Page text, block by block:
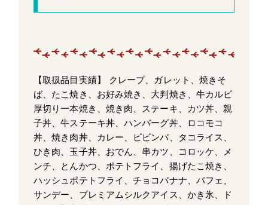
【取扱品目実績】 クレープ、ガレット、焼きそ
ば、たこ焼き、お好み焼き、大判焼き、牛カルビ
厚切り一本焼き、焼き肉、ステーキ、カツ丼、親
子丼、牛ステーキ丼、ハンバーグ丼、ロコモコ
丼、焼き肉丼、カレー、ビビンバ、タコライス、
ひき肉、玉子丼、おでん、串カツ、コロッケ、メ
ンチ、とんかつ、ポテトフライ、揚げたこ焼き、
ハッシュポテトフライ、チョコバナナ、パフェ、
サンデー、プレミアムシルクアイス、かき氷、ド